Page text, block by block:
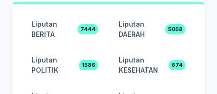
Liputan
BERITA
7444
Liputan
DAERAH
5058
Liputan
POLITIK
1586
Liputan
KESEHATAN
674